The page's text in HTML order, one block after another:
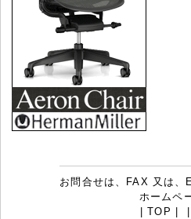
お問合せは、FAX 又は
ホームペ
|TOP